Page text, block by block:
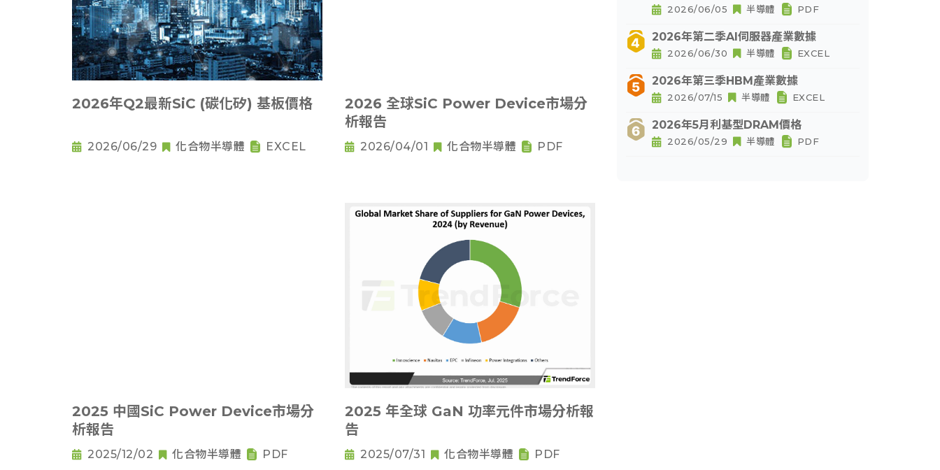
2026年Q2最新SiC (碳化矽) 基板價格
2026/06/29 化合物半導體 EXCEL
2026 全球SiC Power Device市場分
析報告
2026/04/01 化合物半導體 PDF
2025 中國SiC Power Device市場分
析報告
2025/12/02 化合物半導體 PDF
2025 年全球 GaN 功率元件市場分析報
告
2025/07/31 化合物半導體 PDF
2026/06/05 半導體 PDF
2026年第二季AI伺服器產業數據
2026/06/30 半導體 EXCEL
2026年第三季HBM產業數據
2026/07/15 半導體 EXCEL
2026年5月利基型DRAM價格
2026/05/29 半導體 PDF